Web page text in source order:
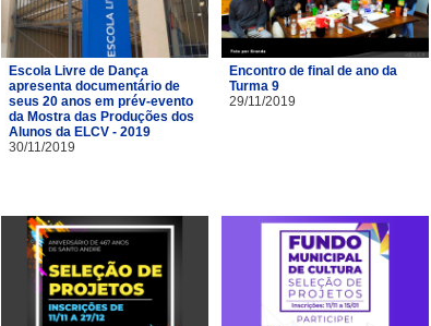
Escola Livre de Dança
apresenta documentário de
seus 20 anos em prév-evento
da Mostra das Produções dos
Alunos da ELCV - 2019
30/11/2019
Encontro de final de ano da
Turma 9
29/11/2019